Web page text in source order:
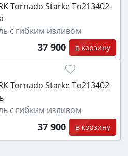
Tornado Starke To213402-
с гибким изливом
37 900 в корзину
Tornado Starke To213402-
с гибким изливом
37 900 в корзину